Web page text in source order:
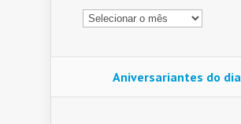
Arquivo
Aniversariantes do dia